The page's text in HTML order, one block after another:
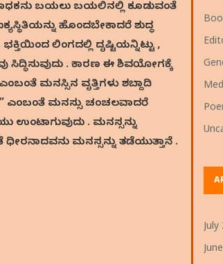
ಬಯಲು ಬಯಲಿನಲ್ಲಿ ಕೂಡುವಂತೆ
ಹೊಂದಬೇಕಾದರೆ ಶುದ್ಧ
ಲಿಂಗದಲ್ಲಿ ದೃಷ್ಟಿಯನ್ನಿಟ್ಟು ,
ಸಿದ್ಧಿಸುವುದು . ಕಾರಣ ಈ ಶಿವಯೋಗಕ್ಕೆ
ಮನಸ್ಸಿನ ವೃತ್ತಿಗಳು ಶಬ್ದಾದಿ
” ಎಂಬಂತೆ ಮನಸ್ಸು ಚಂಚಲವಾದರೆ
ಉಂಟಾಗುವುದು . ಮನಸ್ಸನ್ನು
ಧೀರನಾದವನು ಮನಸ್ಸನ್ನು ತಡೆಯುತ್ತಾನೆ .
July